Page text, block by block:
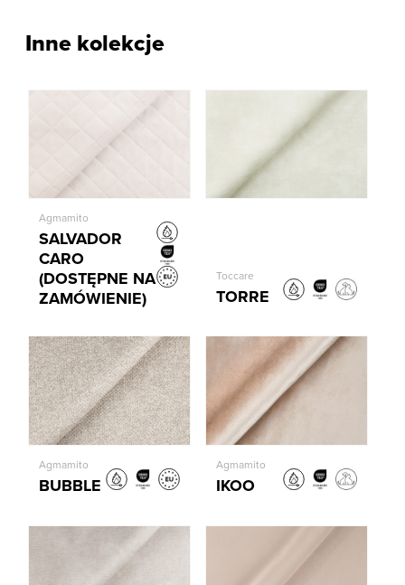
Inne kolekcje
Agmamito
SALVADOR
CARO
(DOSTĘPNE NA
ZAMÓWIENIE)
Toccare
TORRE
Agmamito
BUBBLE
Agmamito
IKOO